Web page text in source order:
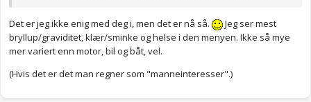
Det er jeg ikke enig med deg i, men det er nå så.
Jeg ser mest
bryllup/graviditet, klær/sminke og helse i den menyen. Ikke så mye
mer variert enn motor, bil og båt, vel.
(Hvis det er det man regner som "manneinteresser".)